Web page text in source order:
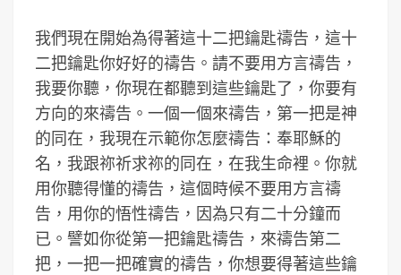
我們現在開始為得著這十二把鑰匙禱告，這十
二把鑰匙你好好的禱告。請不要用方言禱告，
我要你聽，你現在都聽到這些鑰匙了，你要有
方向的來禱告。一個一個來禱告，第一把是神
的同在，我現在示範你怎麼禱告：奉耶穌的
名，我跟祢祈求祢的同在，在我生命裡。你就
用你聽得懂的禱告，這個時候不要用方言禱
告，用你的悟性禱告，因為只有二十分鐘而
已。譬如你從第一把鑰匙禱告，來禱告第二
把，一把一把確實的禱告，你想要得著這些鑰